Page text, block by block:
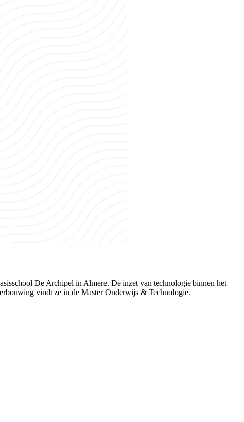
De Archipel in Almere. De inzet van technologie binnen het
vindt ze in de Master Onderwijs & Technologie.